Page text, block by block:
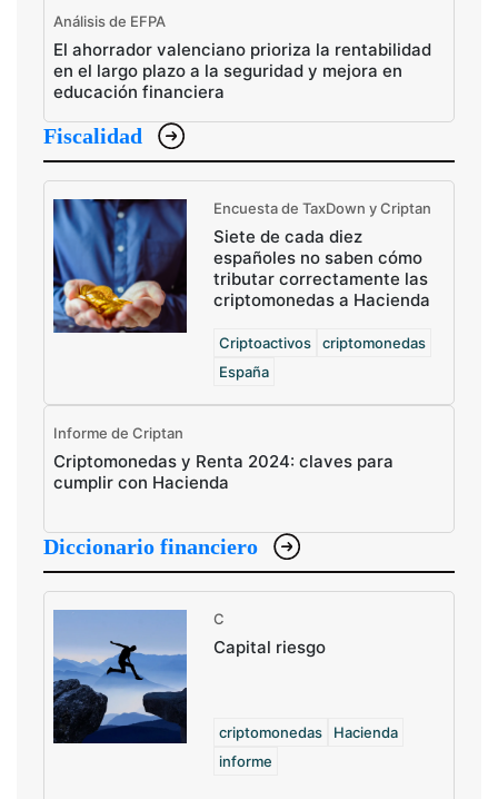
Análisis de EFPA
El ahorrador valenciano prioriza la rentabilidad
en el largo plazo a la seguridad y mejora en
educación financiera
Fiscalidad
Encuesta de TaxDown y Criptan
Siete de cada diez
españoles no saben cómo
tributar correctamente las
criptomonedas a Hacienda
Criptoactivos
criptomonedas
España
Informe de Criptan
Criptomonedas y Renta 2024: claves para
cumplir con Hacienda
Diccionario financiero
C
Capital riesgo
criptomonedas
Hacienda
informe